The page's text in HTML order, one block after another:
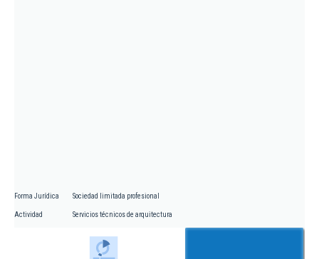
Forma Jurídica Sociedad limitada profesional
Actividad Servicios técnicos de arquitectura